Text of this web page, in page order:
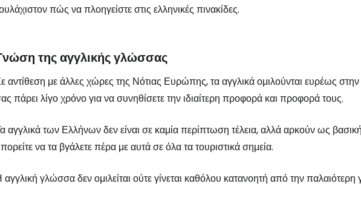
πώς να πλοηγείστε στις ελληνικές πινακίδες.
της αγγλικής γλώσσας
αντίθεση με άλλες χώρες της Νότιας Ευρώπης, τα αγγλικά ομιλούνται ευρέως
πάρει λίγο χρόνο για να συνηθίσετε την ιδιαίτερη προφορά και προφορά τους.
αγγλικά των Ελλήνων δεν είναι σε καμία περίπτωση τέλεια, αλλά αρκούν ως
να τα βγάλετε πέρα με αυτά σε όλα τα τουριστικά σημεία.
γλώσσα δεν ομιλείται ούτε γίνεται καθόλου κατανοητή από την παλαιότερη